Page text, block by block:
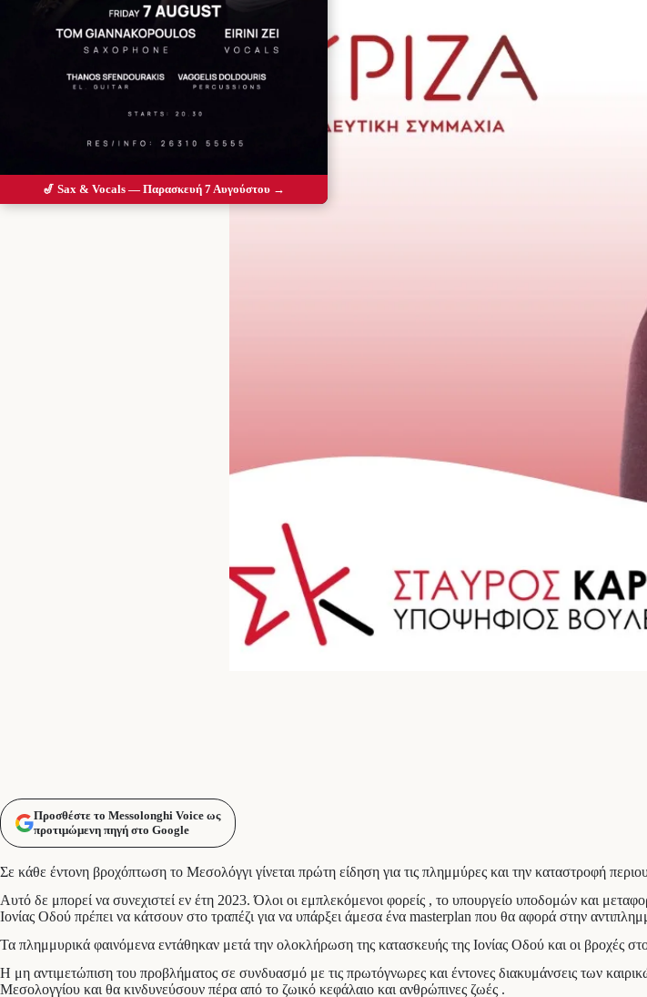
Προσθέστε το Messolonghi Voice ως
προτιμώμενη πηγή στο Google
Σε κάθε έντονη βροχόπτωση το Μεσολόγγι γίνεται πρώτη είδηση για τις πλημμύρες και την καταστροφή
Αυτό δε μπορεί να συνεχιστεί εν έτη 2023. Όλοι οι εμπλεκόμενοι φορείς , το υπουργείο υποδομών και
Ιονίας Οδού πρέπει να κάτσουν στο τραπέζι για να υπάρξει άμεσα ένα masterplan που θα αφορά στην
Τα πλημμυρικά φαινόμενα εντάθηκαν μετά την ολοκλήρωση της κατασκευής της Ιονίας Οδού και οι βροχές
Η μη αντιμετώπιση του προβλήματος σε συνδυασμό με τις πρωτόγνωρες και έντονες διακυμάνσεις των
Μεσολογγίου και θα κινδυνεύσουν πέρα από το ζωικό κεφάλαιο και ανθρώπινες ζωές .
🎷 Sax & Vocals — Παρασκευή 7 Αυγούστου →